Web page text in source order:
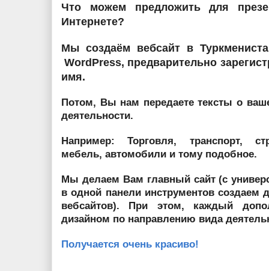
Что можем предложить для
Интернете?
Мы создаём вебсайт в
WordPress, предварительно
имя.
Потом, Вы нам передаете тексты о
деятельности.
Например: Торговля, транспорт,
мебель, автомобили и тому подобное.
Мы делаем Вам главный сайт (с
в одной панели инструментов создаем
вебсайтов). При этом, каждый
дизайном по направлению вида
Получается очень красиво!